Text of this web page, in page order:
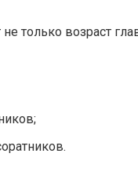
только возраст